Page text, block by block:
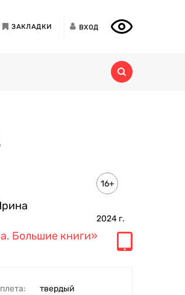
ЗАКЛАДКИ ВХОД
16+
2024 г.
Большие книги»
твердый